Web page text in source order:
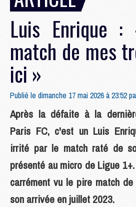
Luis Enrique
match de mes
ici »
Publié le dimanche 17 mai 2026 à 23:52
Après la défaite à la
Paris FC, c'est un Luis
irrité par le match raté de
présenté au micro de Ligue
carrément vu le pire match
son arrivée en juillet 2023.